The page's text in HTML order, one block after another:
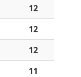
12
12
12
11